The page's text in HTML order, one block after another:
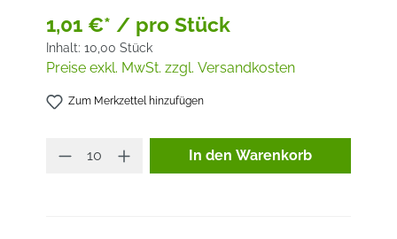
1,01 €* / pro Stück
Inhalt: 10,00 Stück
Preise exkl. MwSt. zzgl. Versandkosten
Zum Merkzettel hinzufügen
Produkt Anzahl: Gib den
In den Warenkorb